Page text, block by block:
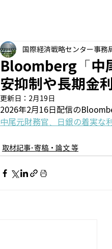
Bloomberg「中
安抑制や長期金
国際経済戦略センター事務
更新日： 2月19日
2026年2月16日配信の
中尾元財務官、日銀の着実な
取材記事･寄稿・論文 等